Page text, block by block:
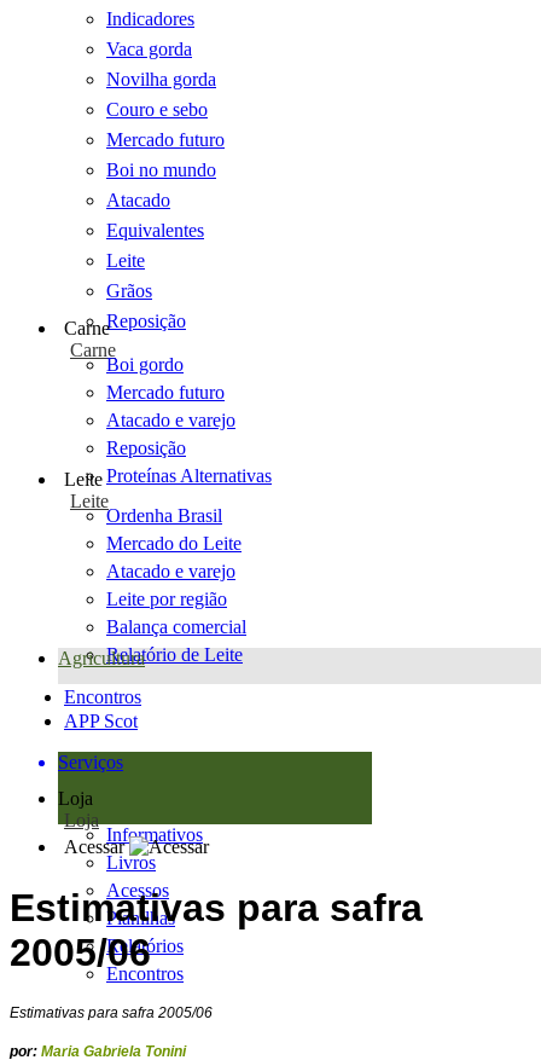
Indicadores
Vaca gorda
Novilha gorda
Couro e sebo
Mercado futuro
Boi no mundo
Atacado
Equivalentes
Leite
Grãos
Reposição
Carne
Carne
Boi gordo
Mercado futuro
Atacado e varejo
Reposição
Proteínas Alternativas
Leite
Leite
Ordenha Brasil
Mercado do Leite
Atacado e varejo
Leite por região
Balança comercial
Relatório de Leite
Agricultura
Encontros
APP Scot
Serviços
Loja
Loja
Informativos
Livros
Acessos
Planilhas
Relatórios
Encontros
Acessar
Estimativas para safra
2005/06
Estimativas para safra 2005/06
por: Maria Gabriela Tonini